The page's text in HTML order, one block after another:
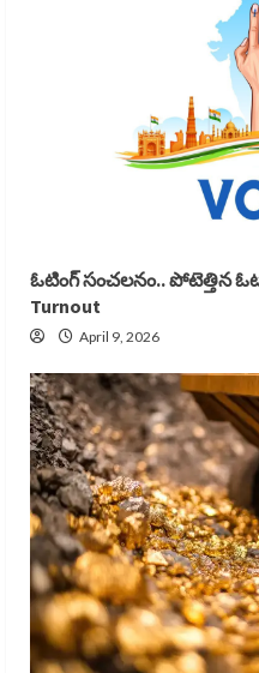
ఓటింగ్ సంచలనం.. పోటెత్తిన
Turnout
April 9, 2026